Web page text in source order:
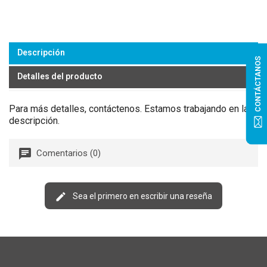
Descripción
Detalles del producto
Para más detalles, contáctenos. Estamos trabajando en la
descripción.
Comentarios (0)
Sea el primero en escribir una reseña
CONTÁCTANOS